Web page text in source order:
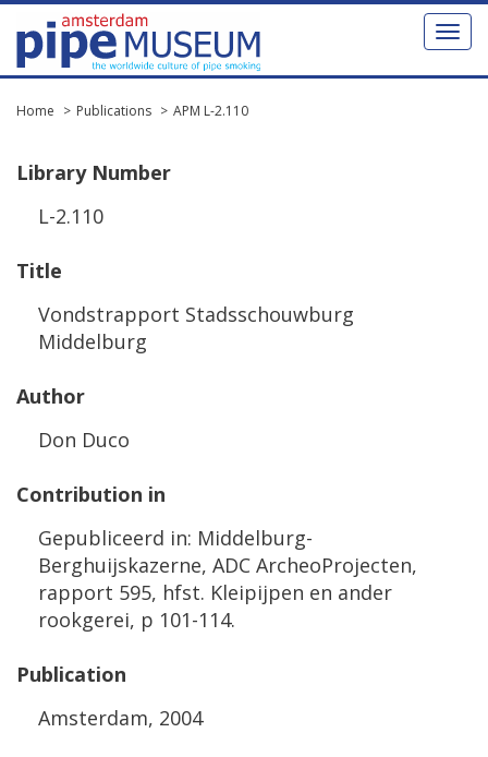
Toggle
Home Publications APM L-2.110
Library Number
L-2.110
Title
Vondstrapport Stadsschouwburg
Middelburg
Author
Don Duco
Contribution in
Gepubliceerd in: Middelburg-
Berghuijskazerne, ADC ArcheoProjecten,
rapport 595, hfst. Kleipijpen en ander
rookgerei, p 101-114.
Publication
Amsterdam, 2004